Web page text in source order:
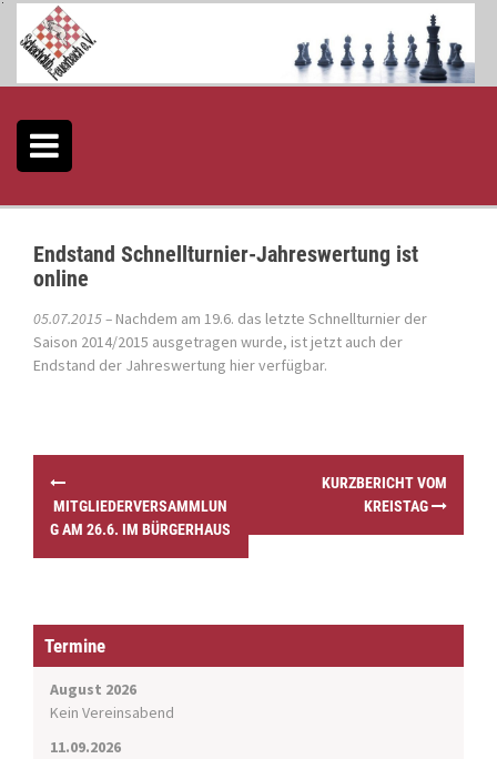
S
Endstand Schnellturnier-Jahreswertung ist
online
05.07.2015 – Nachdem am 19.6. das letzte Schnellturnier der
Saison 2014/2015 ausgetragen wurde, ist jetzt auch der
Endstand der Jahreswertung hierverfügbar.
n
g
MITGLIEDERVERSAMMLUN
G AM 26.6. IM BÜRGERHAUS
KURZBERICHT VOM
KREISTAG
Termine
August 2026
Kein Vereinsabend
11.09.2026